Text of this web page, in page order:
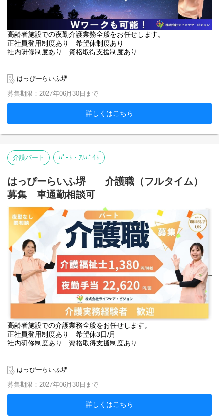
高齢者施設での夜勤介護業務全般をお任せします。
正社員登用制度あり 希望休制度あり
社内研修制度あり 資格取得支援制度あり
はっぴーらいふ堺
募集期限：2027年06月30日まで
詳しくはこちら
介護パート ﾊﾟｰﾄ・ｱﾙﾊﾞｲﾄ
はっぴーらいふ堺 介護職（フルタイム）
募集 車通勤相談可
高齢者施設での介護業務全般をお任せします。
正社員登用制度あり 希望休3日/月
社内研修制度あり 資格取得支援制度あり
はっぴーらいふ堺
募集期限：2027年06月30日まで
詳しくはこちら